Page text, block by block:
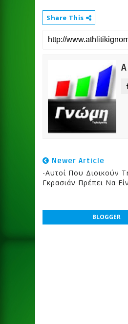
Share This
Newer Article
-Αυτοί Που Διοικούν
Γκρασιάν Πρέπει Να
BLOGGER